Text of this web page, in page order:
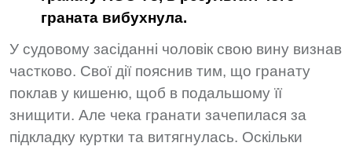
граната вибухнула.
У судовому засіданні чоловік свою вину визнав
частково. Свої дії пояснив тим, що гранату
поклав у кишеню, щоб в подальшому її
знищити. Але чека гранати зачепилася за
підкладку куртки та витягнулась. Оскільки